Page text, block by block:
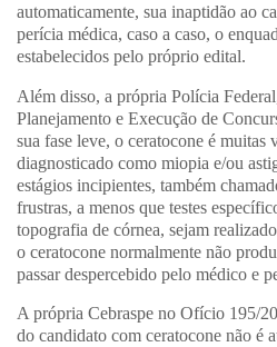
automaticamente, sua inaptidão ao
perícia médica, caso a caso, o
estabelecidos pelo próprio edital.
Além disso, a própria Polícia
Planejamento e Execução de
sua fase leve, o ceratocone é muitas
diagnosticado como miopia e/ou
estágios incipientes, também
frustras, a menos que testes
topografia de córnea, sejam
o ceratocone normalmente não
passar despercebido pelo médico e
A própria Cebraspe no Ofício 195/
do candidato com ceratocone não é